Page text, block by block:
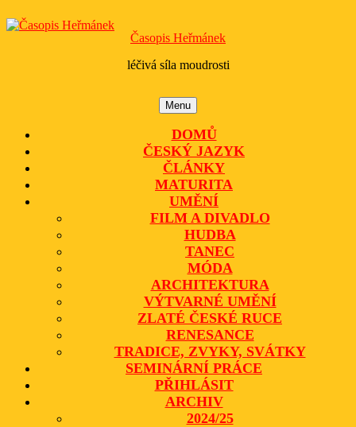
to
Časopis Heřmánek
léčivá síla moudrosti
MenuMenu
DOMŮ
ČESKÝ JAZYK
ČLÁNKY
MATURITA
UMĚNÍ
FILM A DIVADLO
HUDBA
TANEC
MÓDA
ARCHITEKTURA
VÝTVARNÉ UMĚNÍ
ZLATÉ ČESKÉ RUCE
RENESANCE
TRADICE, ZVYKY, SVÁTKY
SEMINÁRNÍ PRÁCE
PŘIHLÁSIT
ARCHIV
2024/25